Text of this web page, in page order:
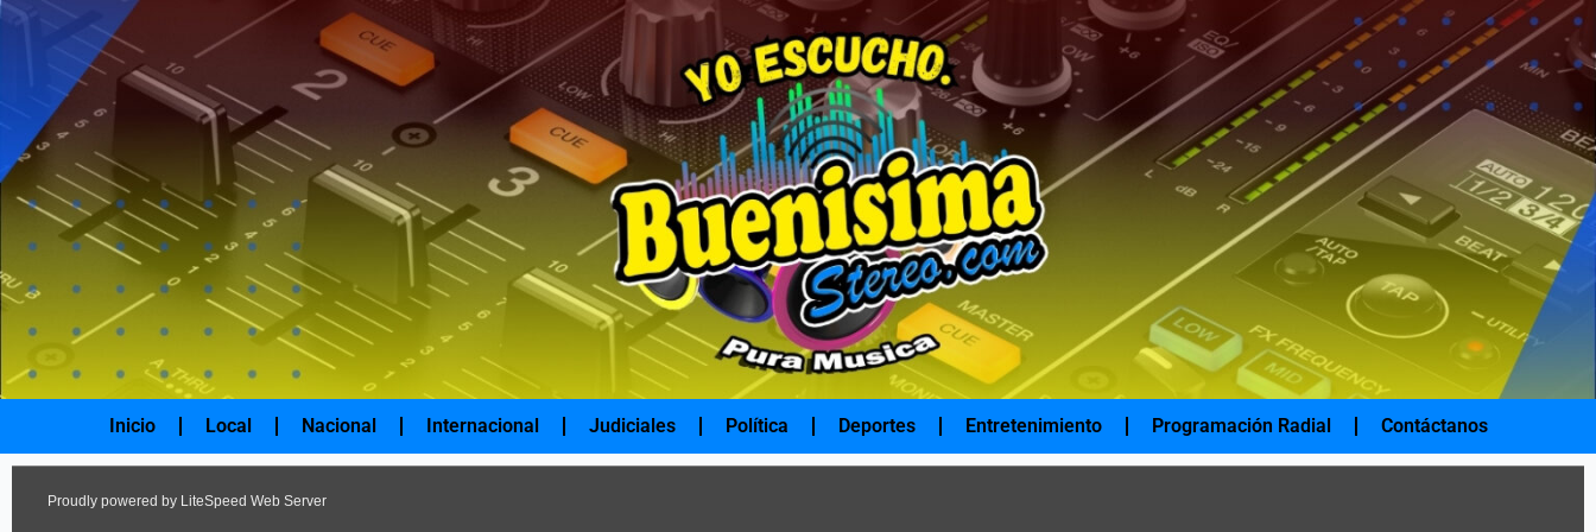
Ir
contenido
Inicio Local Nacional Internacional Judiciales Política Deportes Entretenimiento Programación Radial Contáctanos